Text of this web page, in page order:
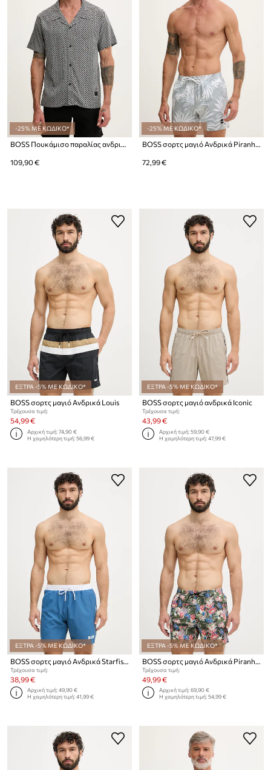
-25% ΜΕ ΚΩΔΙΚΟ*
BOSS Πουκάμισο παραλίας ανδρικό Beach Shirt
109,90 €
-25% ΜΕ ΚΩΔΙΚΟ*
BOSS σορτς μαγιό Ανδρικά Piranha
72,99 €
ΕΞΤΡΑ -5% ΜΕ ΚΩΔΙΚΟ*
BOSS σορτς μαγιό Ανδρικά Louis
Τρέχουσα τιμή:
54,99 €
Αρχική τιμή:74,90 €
Η χαμηλότερη τιμή:56,99 €
ΕΞΤΡΑ -5% ΜΕ ΚΩΔΙΚΟ*
BOSS σορτς μαγιό ανδρικά Iconic
Τρέχουσα τιμή:
43,99 €
Αρχική τιμή:59,90 €
Η χαμηλότερη τιμή:47,99 €
ΕΞΤΡΑ -5% ΜΕ ΚΩΔΙΚΟ*
Τρέχουσα τιμή:
38,99 €
Αρχική τιμή:49,90 €
Η χαμηλότερη τιμή:41,99 €
ΕΞΤΡΑ -5% ΜΕ ΚΩΔΙΚΟ*
Τρέχουσα τιμή:
49,99 €
Αρχική τιμή:69,90 €
Η χαμηλότερη τιμή:54,99 €